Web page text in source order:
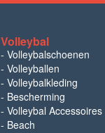
Volleybal
- Volleybalschoenen
- Volleyballen
- Volleybalkleding
- Bescherming
- Volleybal Accessoires
- Beach